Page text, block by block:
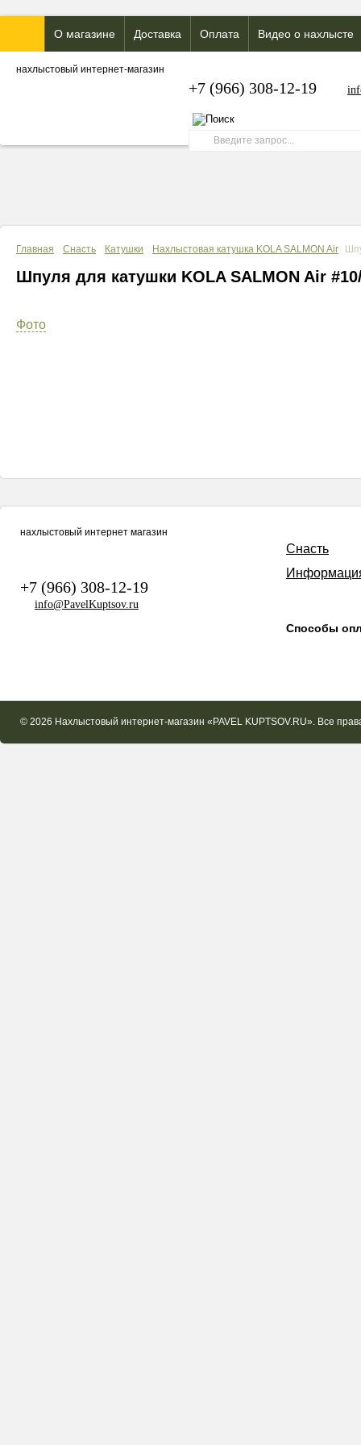
О магазине Доставка Оплата Видео о нахлысте
нахлыстовый интернет-магазин
+7 (966) 308-12-19
Главная Снасть Катушки Нахлыстовая катушка KOLA SALMON Air
Шпуля для катушки KOLA SALMON Air
Фото
нахлыстовый интернет магазин
+7 (966) 308-12-19
info@PavelKuptsov.ru
Снасть
Способы
© 2026 Нахлыстовый интернет-магазин «PAVEL KUPTSOV.RU». Все